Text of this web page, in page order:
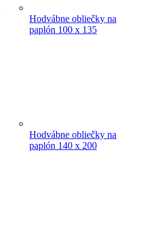
Hodvábne obliečky na
paplón 100 x 135
Hodvábne obliečky na
paplón 140 x 200